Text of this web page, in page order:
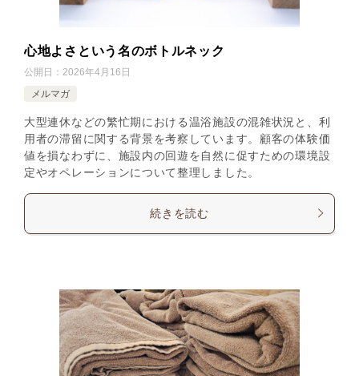
心地よさという名のボトルネック
公開日： 2026年4月16日
メルマガ
大型連休などの繁忙期における温浴施設の混雑状況と、利
用者の滞留に関する背景を考察しています。顧客の体験価
値を損なわずに、施設内の回遊を自然に促すための環境設
定やオペレーションについて整理しました。
続きを読む